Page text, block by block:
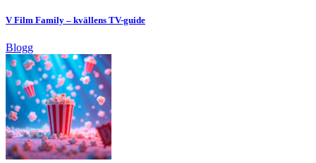
V Film Family – kvällens TV-guide
Blogg